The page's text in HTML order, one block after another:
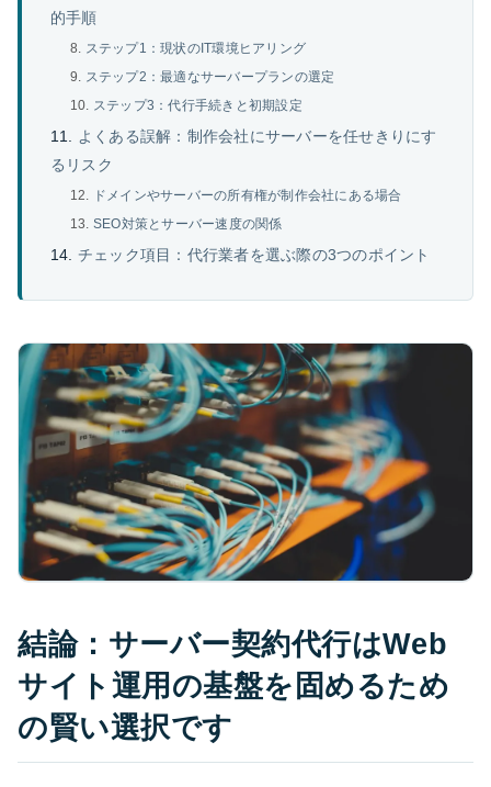
的手順
ステップ1：現状のIT環境ヒアリング
ステップ2：最適なサーバープランの選定
ステップ3：代行手続きと初期設定
よくある誤解：制作会社にサーバーを任せきりにす
るリスク
ドメインやサーバーの所有権が制作会社にある場合
SEO対策とサーバー速度の関係
チェック項目：代行業者を選ぶ際の3つのポイント
結論：サーバー契約代行はWeb
サイト運用の基盤を固めるため
の賢い選択です